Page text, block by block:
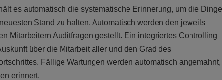
es automatisch die systematische Erinnerung, um die Dinge
Stand zu halten. Automatisch werden den jeweils
Mitarbeitern Auditfragen gestellt. Ein integriertes Controlling
über die Mitarbeit aller und den Grad des
Fällige Wartungen werden automatisch angemahnt,
erinnert.